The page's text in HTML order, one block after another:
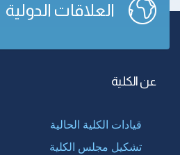
العلاقات الدولية
عن الكلية
قيادات الكلية الحالية
تشكيل مجلس الكلية